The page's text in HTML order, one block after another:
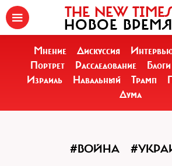
THE NEW TIMES
НОВОЕ ВРЕМЯ
Мнение Дискуссия
Портрет
Расследование Блоги
Израиль
Навальный Трамп
Дума
#ВОЙНА